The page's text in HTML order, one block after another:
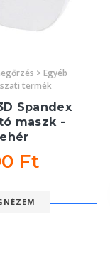
> Egyéb
termék
Spandex
maszk -
Ft